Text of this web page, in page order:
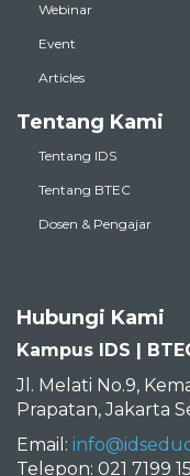
Webinar
Event
Articles
Tentang Kami
Tentang IDS
Tentang BTEC
Dosen & Pengajar
Hubungi Kami
Kampus IDS |
Jl. Melati No.9,
Prapatan, Jakarta
Email:
Telepon: 021 7199